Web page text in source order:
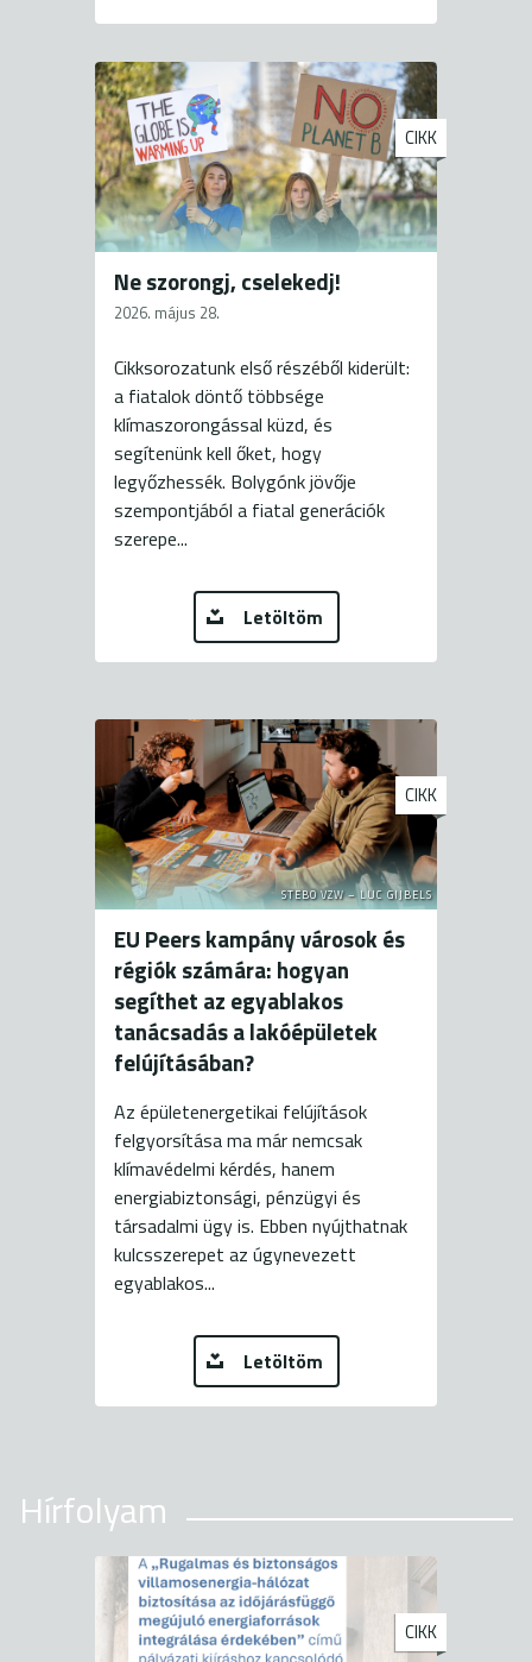
CIKK
Ne szorongj, cselekedj!
2026. május 28.
Cikksorozatunk első részéből kiderült:
a fiatalok döntő többsége
klímaszorongással küzd, és
segítenünk kell őket, hogy
legyőzhessék. Bolygónk jövője
szempontjából a fiatal generációk
szerepe...
Letöltöm
STEBO VZW – LUC GIJBELS
CIKK
EU Peers kampány városok és
régiók számára: hogyan
segíthet az egyablakos
tanácsadás a lakóépületek
felújításában?
Az épületenergetikai felújítások
felgyorsítása ma már nemcsak
klímavédelmi kérdés, hanem
energiabiztonsági, pénzügyi és
társadalmi ügy is. Ebben nyújthatnak
kulcsszerepet az úgynevezett
egyablakos...
Letöltöm
Hírfolyam
CIKK